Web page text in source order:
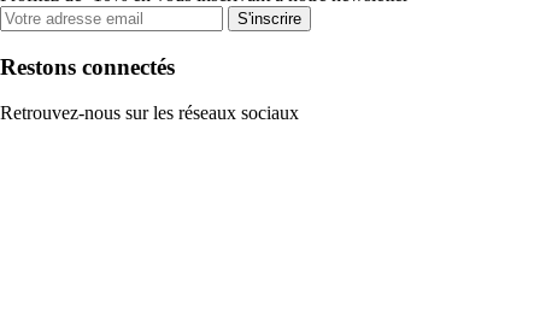
S'inscrire
Restons connectés
Retrouvez-nous sur les réseaux sociaux